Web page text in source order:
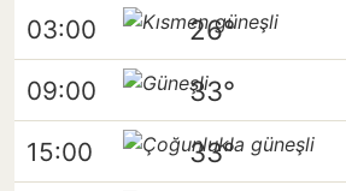
03:00 26°
09:00 33°
15:00 33°